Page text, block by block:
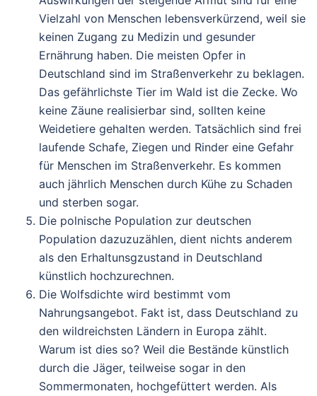
Vielzahl von Menschen lebensverkürzend, weil sie
keinen Zugang zu Medizin und gesunder
Ernährung haben. Die meisten Opfer in
Deutschland sind im Straßenverkehr zu beklagen.
Das gefährlichste Tier im Wald ist die Zecke. Wo
keine Zäune realisierbar sind, sollten keine
Weidetiere gehalten werden. Tatsächlich sind frei
laufende Schafe, Ziegen und Rinder eine Gefahr
für Menschen im Straßenverkehr. Es kommen
auch jährlich Menschen durch Kühe zu Schaden
und sterben sogar.
Die polnische Population zur deutschen
Population dazuzuzählen, dient nichts anderem
als den Erhaltunsgzustand in Deutschland
künstlich hochzurechnen.
Die Wolfsdichte wird bestimmt vom
Nahrungsangebot. Fakt ist, dass Deutschland zu
den wildreichsten Ländern in Europa zählt.
Warum ist dies so? Weil die Bestände künstlich
durch die Jäger, teilweise sogar in den
Sommermonaten, hochgefüttert werden. Als